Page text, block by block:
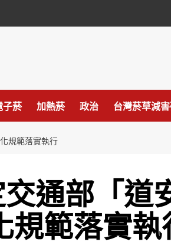
子菸 加熱菸 政治 台灣菸草減
規範落實執行
通部「道
規範落實執